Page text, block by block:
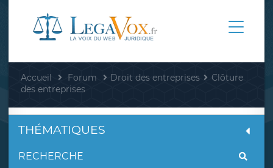
Accueil Forum Droit des entreprises
Clôture
des entreprises
THÉMATIQUES